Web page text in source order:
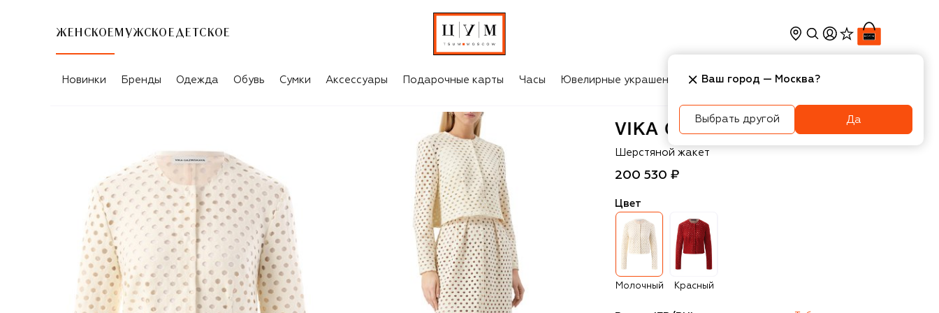
ЖЕНСКОЕ МУЖСКОЕ ДЕТСКОЕ
Новинки Бренды Одежда Обувь Сумки Аксессуары Подарочные карты Часы Ювелирные украшения Косметика Интерьер
Vika Gazinskaya
Шерстяной жакет
200 530 ₽
Цвет
Молочный Красный
Ваш город — Москва?
Выбрать другой Да